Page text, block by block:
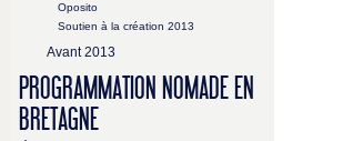
Oposito
Soutien à la création 2013
Avant 2013
PROGRAMMATION NOMADE EN
BRETAGNE